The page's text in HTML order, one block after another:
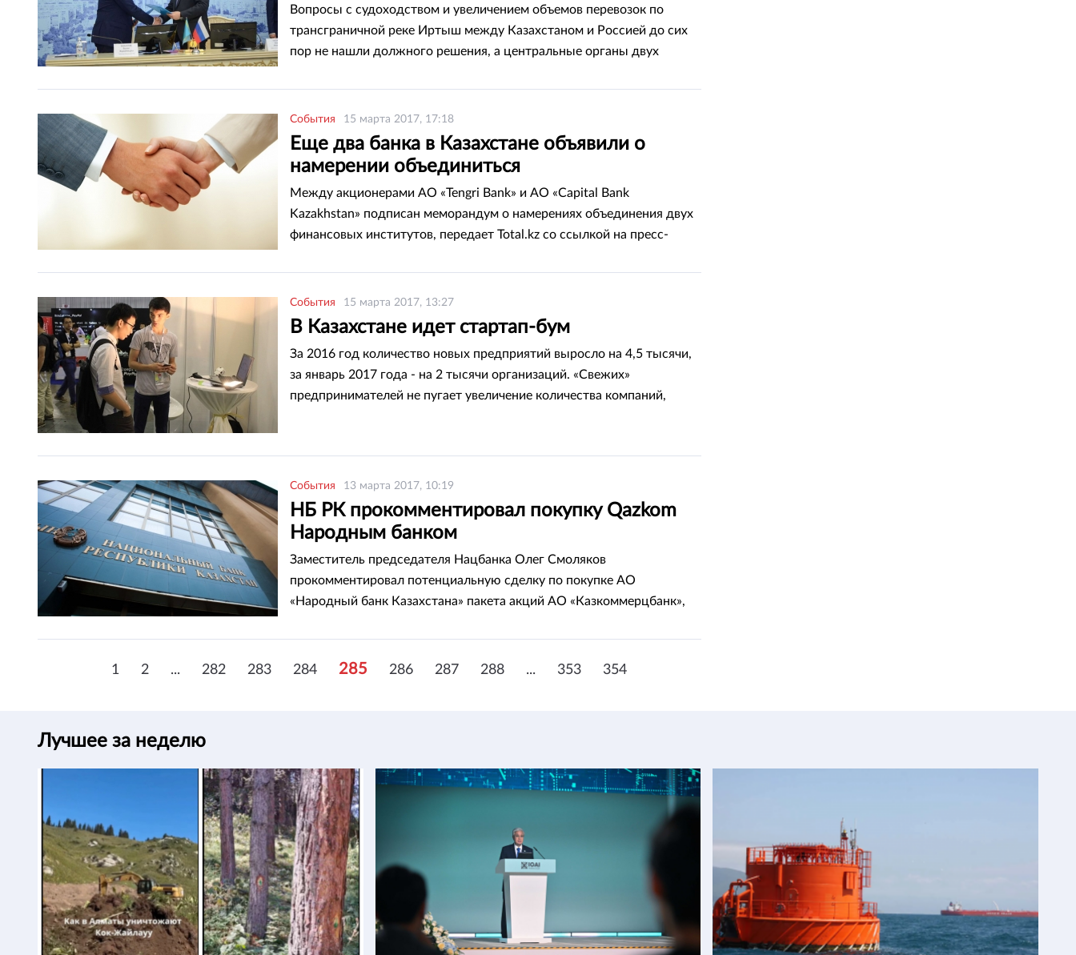
Вопросы с судоходством и увеличением объемов перевозок по
трансграничной реке Иртыш между Казахстаном и Россией до сих
пор не нашли должного решения, а центральные органы двух
Total.kz.
События 15 марта 2017, 17:18
Еще два банка в Казахстане объявили о
намерении объединиться
Между акционерами АО «Tengri Bank» и АО «Capital Bank
Kazakhstan» подписан меморандум о намерениях объединения двух
финансовых институтов, передает Total.kz со ссылкой на пресс-
События 15 марта 2017, 13:27
В Казахстане идет стартап-бум
За 2016 год количество новых предприятий выросло на 4,5 тысячи,
за январь 2017 года - на 2 тысячи организаций. «Свежих»
предпринимателей не пугает увеличение количества компаний,
События 13 марта 2017, 10:19
НБ РК прокомментировал покупку Qazkom
Народным банком
Заместитель председателя Нацбанка Олег Смоляков
прокомментировал потенциальную сделку по покупке АО
«Народный банк Казахстана» пакета акций АО «Казкоммерцбанк»,
1 2 ... 282 283 284 285 286 287 288 ... 353 354
Лучшее за неделю